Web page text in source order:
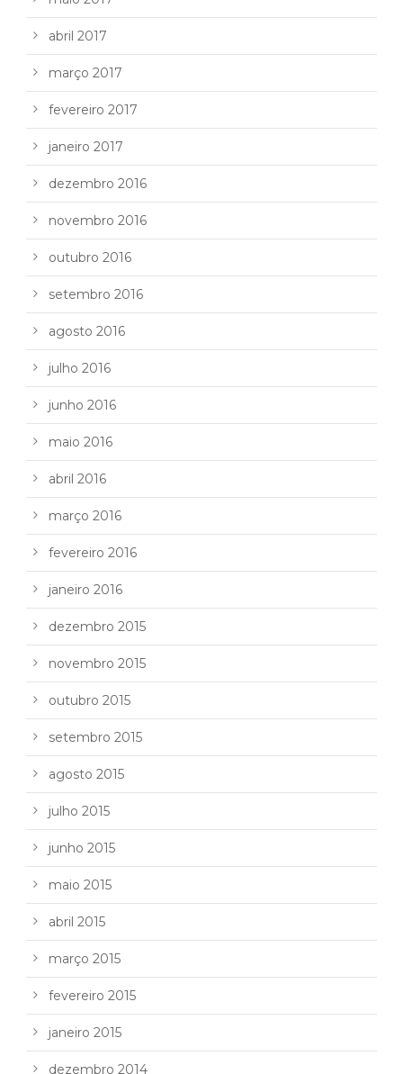
abril 2017
março 2017
fevereiro 2017
janeiro 2017
dezembro 2016
novembro 2016
outubro 2016
setembro 2016
agosto 2016
julho 2016
junho 2016
maio 2016
abril 2016
março 2016
fevereiro 2016
janeiro 2016
dezembro 2015
novembro 2015
outubro 2015
setembro 2015
agosto 2015
julho 2015
junho 2015
maio 2015
abril 2015
março 2015
fevereiro 2015
janeiro 2015
dezembro 2014